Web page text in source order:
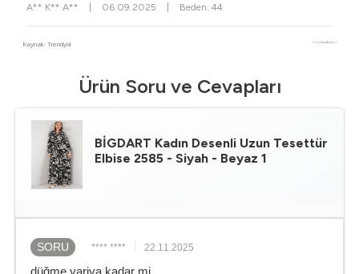
A** K** A** 06.09.2025 Beden: 44
Kaynak: Trendyol ⚡ CollectAction
Ürün Soru ve Cevapları
BİGDART Kadın Desenli Uzun Tesettür
Elbise 2585 - Siyah - Beyaz 1
SORU **** **** 22.11.2025
düğme yariya kadar mi